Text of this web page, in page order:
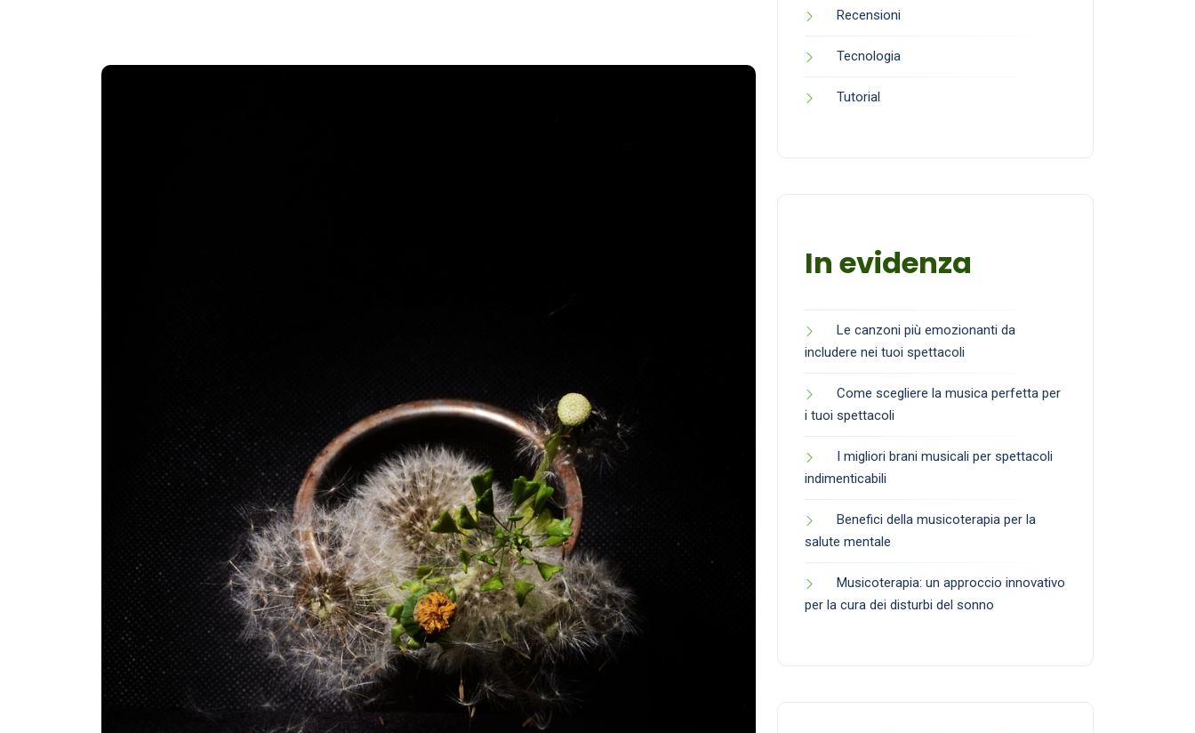
Recensioni
Tecnologia
Tutorial
In evidenza
Le canzoni più emozionanti da
includere nei tuoi spettacoli
Come scegliere la musica perfetta per
i tuoi spettacoli
I migliori brani musicali per spettacoli
indimenticabili
Benefici della musicoterapia per la
salute mentale
Musicoterapia: un approccio innovativo
per la cura dei disturbi del sonno